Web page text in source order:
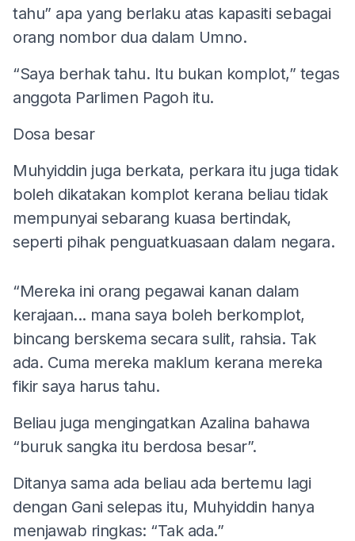
tahu” apa yang berlaku atas kapasiti sebagai
orang nombor dua dalam Umno.
“Saya berhak tahu. Itu bukan komplot,” tegas
anggota Parlimen Pagoh itu.
Dosa besar
Muhyiddin juga berkata, perkara itu juga tidak
boleh dikatakan komplot kerana beliau tidak
mempunyai sebarang kuasa bertindak,
seperti pihak penguatkuasaan dalam negara.
“Mereka ini orang pegawai kanan dalam
kerajaan... mana saya boleh berkomplot,
bincang berskema secara sulit, rahsia. Tak
ada. Cuma mereka maklum kerana mereka
fikir saya harus tahu.
Beliau juga mengingatkan Azalina bahawa
“buruk sangka itu berdosa besar”.
Ditanya sama ada beliau ada bertemu lagi
dengan Gani selepas itu, Muhyiddin hanya
menjawab ringkas: “Tak ada.”